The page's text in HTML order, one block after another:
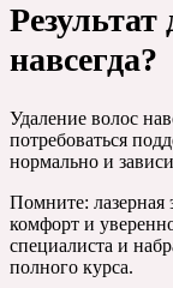
Результат
навсегда?
Удаление волос
потребоваться
нормально и
Помните: лазерная
комфорт и
специалиста и
полного курса.